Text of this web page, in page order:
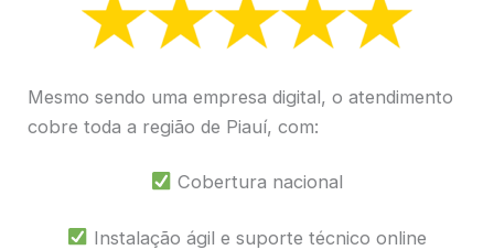
Mesmo sendo uma empresa digital, o atendimento
cobre toda a região de Piauí, com:
Cobertura nacional
Instalação ágil e suporte técnico online